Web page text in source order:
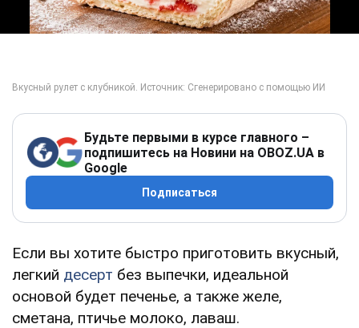
Будьте первыми в курсе главного –
подпишитесь на Новини на OBOZ.UA в
Google
Подписаться
Если вы хотите быстро приготовить вкусный,
легкий десерт без выпечки, идеальной
основой будет печенье, а также желе,
сметана, птичье молоко, лаваш.